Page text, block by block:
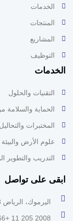
الخدمات
المنتجات
المشاريع
التوظيف
الخدمات
التقنيات والحلول
الحماية والسلامة
المختبرات والتحاليل
علوم الأرض والبيئة
التدريب والتطوير
ابقى على تواصل
اليرموك، الرياض 11313، المملكة العربية السعودية
2008 205 11 +966